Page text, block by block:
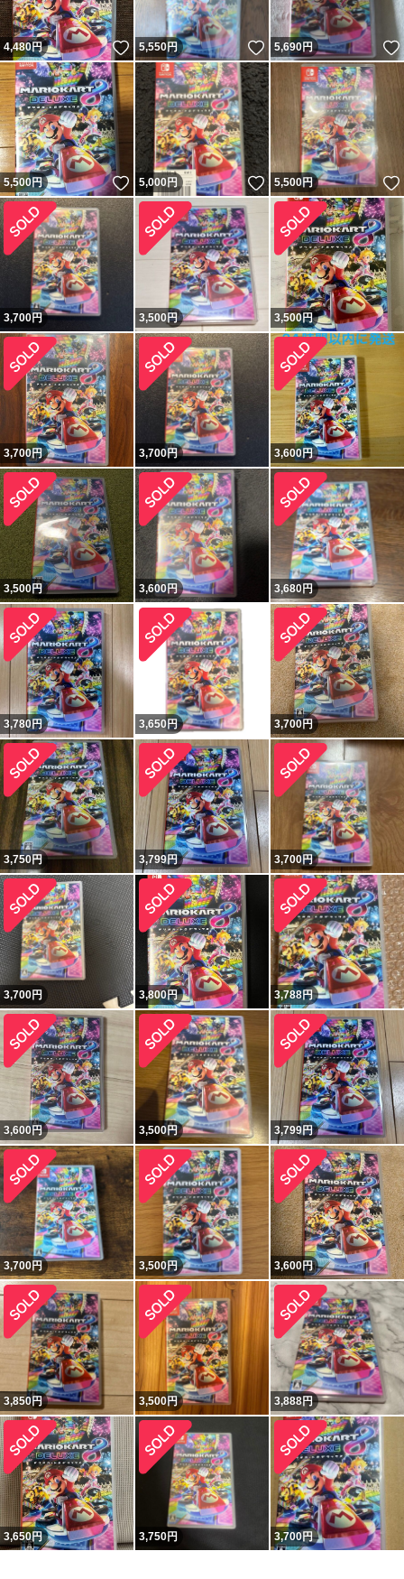
4,480円 いいね！
5,550円 いいね！
5,690円
5,500円 いいね！
5,000 円 いいね！
5,500円
3,700円 3,500円 3,500円
3,700円 3,700円 3,600円
3,500円 3,600円 3,680円
3,780円 3,650円 3,700円
3,750円 3,799円 3,700円
3,700円 3,800円 3,788円
3,600円 3,500円 3,799円
3,700円 3,500円 3,600円
3,850円 3,500円 3,888円
3,650円 3,750円 3,700円